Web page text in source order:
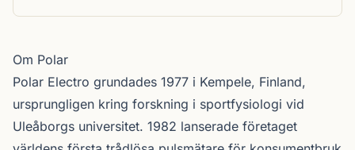
Om Polar
Polar Electro grundades 1977 i Kempele, Finland,
ursprungligen kring forskning i sport­fysiologi vid
Uleåborgs universitet. 1982 lanserade företaget